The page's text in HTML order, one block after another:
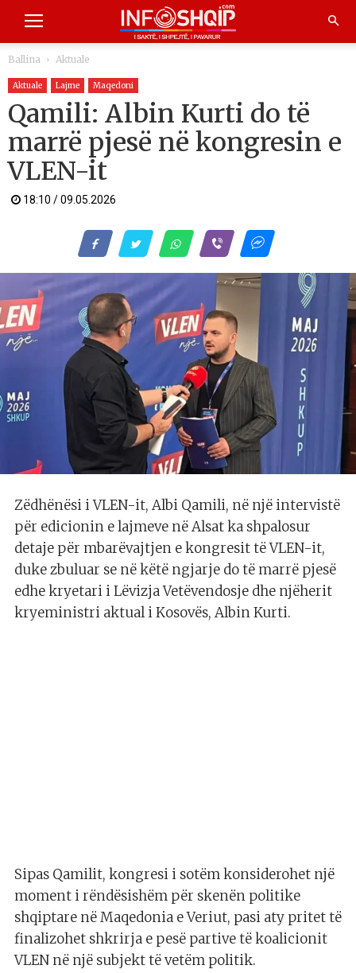
Ballina Aktuale
Aktuale Lajme Maqedoni
Qamili: Albin Kurti do të
marrë pjesë në kongresin e
VLEN-it
18:10 / 09.05.2026
Zëdhënësi i VLEN-it, Albi Qamili, në një intervistë
për edicionin e lajmeve në Alsat ka shpalosur
detaje për mbarëvajtjen e kongresit të VLEN-it,
duke zbuluar se në këtë ngjarje do të marrë pjesë
edhe kryetari i Lëvizja Vetëvendosje dhe njëherit
kryeministri aktual i Kosovës, Albin Kurti.
Sipas Qamilit, kongresi i sotëm konsiderohet një
moment i rëndësishëm për skenën politike
shqiptare në Maqedonia e Veriut, pasi aty pritet të
finalizohet shkrirja e pesë partive të koalicionit
VLEN në një subjekt të vetëm politik.